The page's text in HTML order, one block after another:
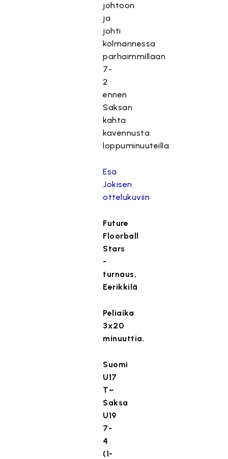
johtoon
ja
johti
kolmannessa
parhaimmillaan
7-
2
ennen
Saksan
kahta
kavennusta
loppuminuuteilla.
Esa
Jokisen
ottelukuviin
Future
Floorball
Stars
-
turnaus,
Eerikkilä
Peliaika
3x20
minuuttia.
Suomi
U17
T–
Saksa
U19
7-
4
(1-